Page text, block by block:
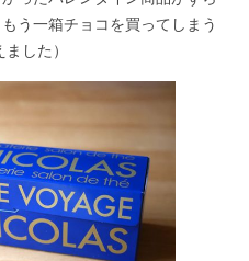
う一箱チョコを買ってしまう
した）